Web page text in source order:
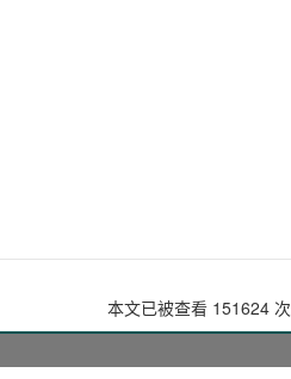
本文已被查看 151624 次